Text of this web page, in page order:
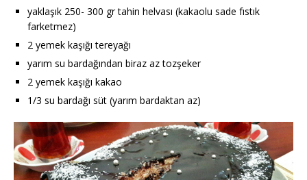
yaklaşık 250- 300 gr tahin helvası (kakaolu sade fıstık
farketmez)
2 yemek kaşığı tereyağı
yarım su bardağından biraz az tozşeker
2 yemek kaşığı kakao
1/3 su bardağı süt (yarım bardaktan az)